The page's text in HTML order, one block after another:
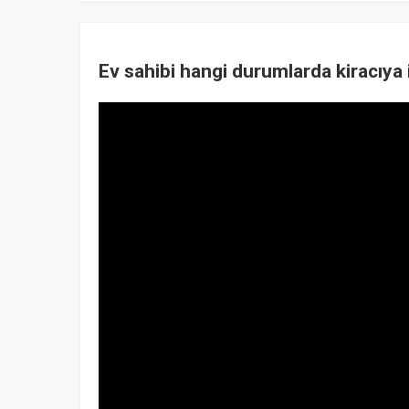
Ev sahibi hangi durumlarda